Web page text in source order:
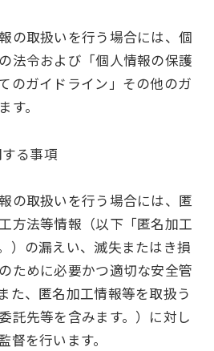
の取扱いを行う場合には、個
法令および「個人情報の保護
のガイドライン」その他のガ
す。
る事項
の取扱いを行う場合には、匿
方法等情報（以下「匿名加工
）の漏えい、滅失またはき損
ために必要かつ適切な安全管
た、匿名加工情報等を取扱う
託先等を含みます。）に対し
督を行います。